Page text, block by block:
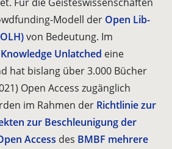
Modell der Open Lib­
von Bedeutung. Im
Knowledge Unlatched eine
hat bislang über 3.000 Bücher
Open Access zugänglich
im Rahmen der Richtlinie zur
zur Beschleunigung der
Access des BMBF mehrere